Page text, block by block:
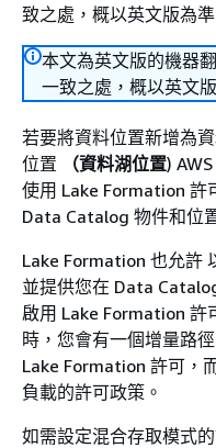
致之處，概以英文版為準
本文為英文版的機器
一致之處，概以英文
若要將資料位置新增為
位置
（資料湖位置)
使用 Lake Formation 許
Data Catalog 物件和位
Lake Formation 也允許
並提供您在 Data
啟用 Lake Formation 許
時，您會有一個增量路
Lake Formation 許可，
負載的許可政策。
如需設定混合存取模式